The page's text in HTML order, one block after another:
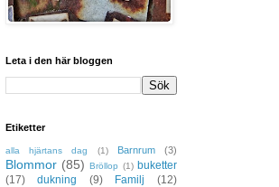
Leta i den här bloggen
Etiketter
alla hjärtans dag (1) Barnrum (3)
Blommor (85) Bröllop (1) buketter
(17)
dukning (9) Familj
(12)